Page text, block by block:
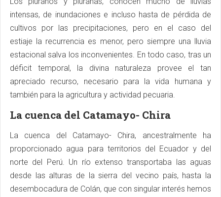
intensas, de inundaciones e incluso hasta de pérdida de
cultivos por las precipitaciones, pero en el caso del
estiaje la recurrencia es menor, pero siempre una lluvia
estacional salva los inconvenientes. En todo caso, tras un
déficit temporal, la divina naturaleza provee el tan
apreciado recurso, necesario para la vida humana y
también para la agricultura y actividad pecuaria.
La cuenca del Catamayo- Chira
La cuenca del Catamayo- Chira, ancestralmente ha
proporcionado agua para territorios del Ecuador y del
norte del Perú. Un río extenso transportaba las aguas
desde las alturas de la sierra del vecino país, hasta la
desembocadura de Colán, que con singular interés hemos